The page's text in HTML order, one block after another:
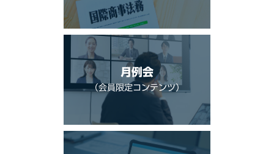
月例会
（会員限定コンテンツ）